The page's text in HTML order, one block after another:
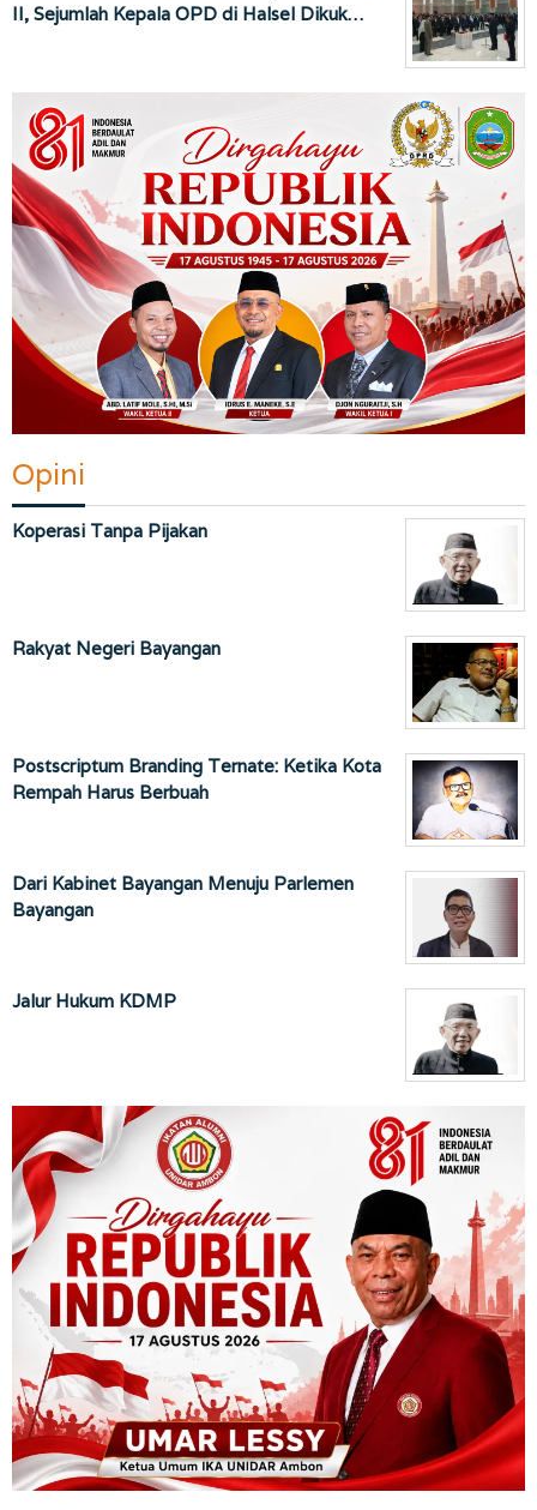
II, Sejumlah Kepala OPD di Halsel Dikuk…
Opini
Koperasi Tanpa Pijakan
Rakyat Negeri Bayangan
Postscriptum Branding Ternate: Ketika Kota
Rempah Harus Berbuah
Dari Kabinet Bayangan Menuju Parlemen
Bayangan
Jalur Hukum KDMP